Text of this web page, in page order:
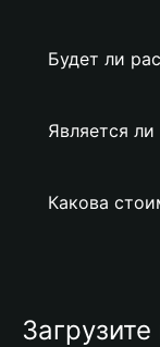
Будет ли
Является
Какова